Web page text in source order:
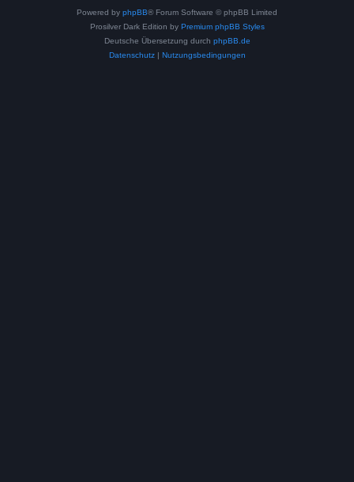
Powered by phpBB® Forum Software © phpBB Limited
Prosilver Dark Edition by Premium phpBB Styles
Deutsche Übersetzung durch phpBB.de
Datenschutz| Nutzungsbedingungen